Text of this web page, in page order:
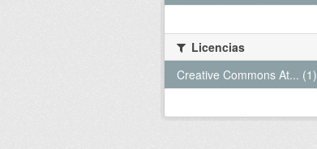
Licencias
Creative Commons At... (1)